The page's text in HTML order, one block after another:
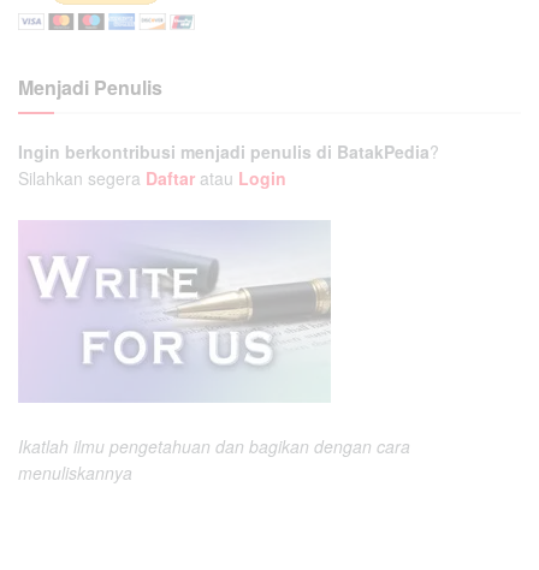
Menjadi Penulis
Ingin berkontribusi menjadi penulis di BatakPedia?
Silahkan segera Daftar atau Login
Ikatlah ilmu pengetahuan dan bagikan dengan cara
menuliskannya